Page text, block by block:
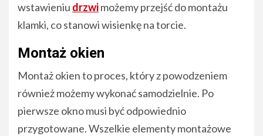
wstawieniu drzwimożemy przejść do montażu
klamki, co stanowi wisienkę na torcie.
Montaż okien
Montaż okien to proces, który z powodzeniem
również możemy wykonać samodzielnie. Po
pierwsze okno musi być odpowiednio
przygotowane. Wszelkie elementy montażowe